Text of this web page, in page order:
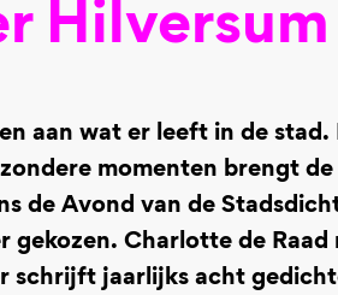
Hilversum
aan wat er leeft in de
momenten brengt
de Avond van de
gekozen. Charlotte de
schrijft jaarlijks acht